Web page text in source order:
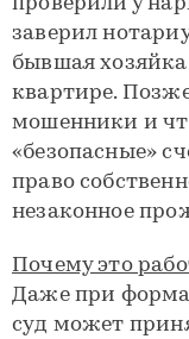
проверили у
заверил
бывшая
квартире.
мошенники и
«безопасные»
право
незаконное
Почему это
Даже при
суд может